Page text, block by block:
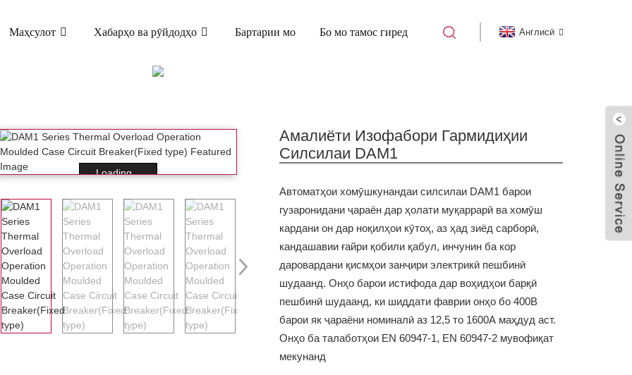
Маҳсулот Хабарҳо ва рӯйдодҳо Бартарии мо Бо мо тамос гиред Англисӣ
Loading...
Амалиёти Изофабори Гармидиҳии
Силсилаи DAM1
Автоматҳои хомӯшкунандаи силсилаи DAM1 барои
гузаронидани ҷараён дар ҳолати муқаррарӣ ва хомӯш
кардани он дар ноқилҳои кӯтоҳ, аз ҳад зиёд сарборӣ,
кандашавии ғайри қобили қабул, инчунин ба кор
даровардани қисмҳои занҷири электрикӣ пешбинӣ
шудаанд. Онҳо барои истифода дар воҳидҳои барқӣ
пешбинӣ шудаанд, ки шиддати фаврии онҳо бо 400В
барои як ҷараёни номиналӣ аз 12,5 то 1600А маҳдуд аст.
Онҳо ба талаботҳои EN 60947-1, EN 60947-2 мувофиқат
мекунанд